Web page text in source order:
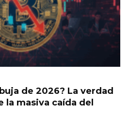
de 2026? La verdad
la masiva caída del